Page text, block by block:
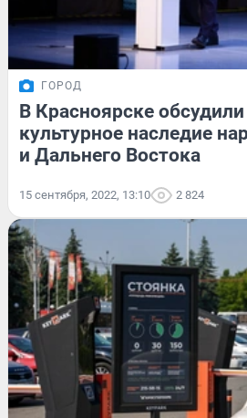
ГОРОД
В Красноярске
культурное наследие
и Дальнего Востока
15 сентября, 2022, 13:10 2 824